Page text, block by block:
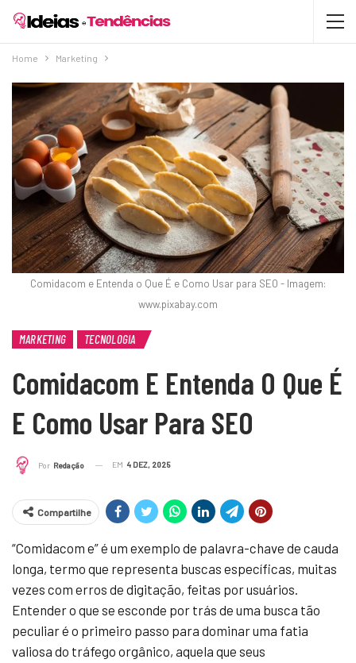
Home Marketing
Comidacom e Entenda o Que É e Como Usar para SEO - Imagem:
www.pixabay.com
MARKETING TECNOLOGIA
Comidacom E Entenda O Que É
E Como Usar Para SEO
Por Redação EM 4 DEZ, 2025
Compartilhe
“Comidacom e” é um exemplo de palavra-chave de cauda
longa, termo que representa buscas específicas, muitas
vezes com erros de digitação, feitas por usuários.
Entender o que se esconde por trás de uma busca tão
peculiar é o primeiro passo para dominar uma fatia
valiosa do tráfego orgânico, aquela que seus